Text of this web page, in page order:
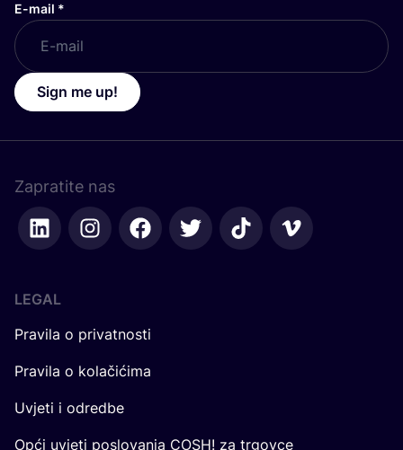
E-mail *
Sign me up!
Zapratite nas
LEGAL
Pravila o privatnosti
Pravila o kolačićima
Uvjeti i odredbe
Opći uvjeti poslovanja COSH! za trgovce